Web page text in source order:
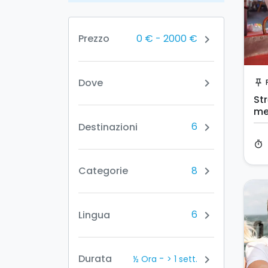
Prezzo 0 € - 2000 € chevron_right
Dove chevron_right
Destinazioni 6 chevron_right
Categorie 8 chevron_right
Lingua 6 chevron_right
Durata ½ Ora - > 1 sett. chevron_right
push_pin
timer